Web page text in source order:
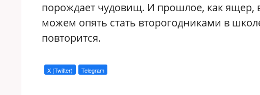
порождает чудовищ. И прошлое, как ящер,
можем опять стать второгодниками в
повторится.
X (Twitter) Telegram